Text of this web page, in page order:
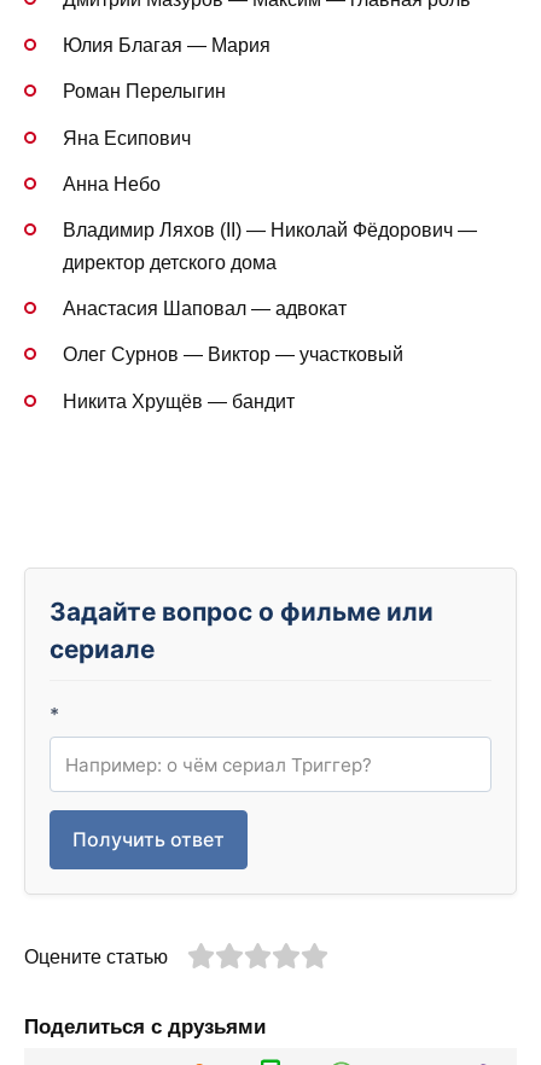
Юлия Благая — Мария
Роман Перелыгин
Яна Есипович
Анна Небо
Владимир Ляхов (II) — Николай Фёдорович —
директор детского дома
Анастасия Шаповал — адвокат
Олег Сурнов — Виктор — участковый
Никита Хрущёв — бандит
Задайте вопрос о фильме или
сериале
*
Получить ответ
Оцените статью
Поделиться с друзьями